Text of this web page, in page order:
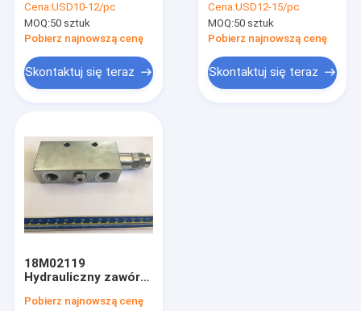
Poprosić o wycenę
Mini agregaty hydrauliczne
Agregaty hydrauliczne
Zawory hydrauliczne nabojowe
przepływem 35Mpa
G1 / 4 ”
Cena:USD10-12/pc
MOQ:50 sztuk
Pobierz najnowszą cenę
Skontaktuj się teraz
sterujący
przepływem Szpula
typu LA-H25L
Cena:USD12-15/pc
MOQ:50 sztuk
Pobierz najnowszą cenę
Skontaktuj się teraz
18M02119
Hydrauliczny zawór
Pobierz najnowszą cenę